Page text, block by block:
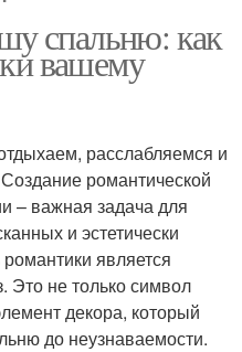
спальню: как
вашему
расслабляемся и
романтической
– важная задача для
и эстетически
является
Это не только символ
декора, который
до неузнаваемости.